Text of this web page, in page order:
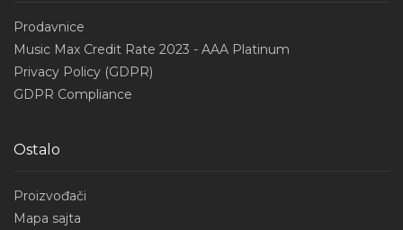
Prodavnice
Music Max Credit Rate 2023 - AAA Platinum
Privacy Policy (GDPR)
GDPR Compliance
Ostalo
Proizvođači
Mapa sajta